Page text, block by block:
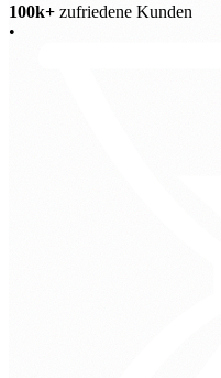
100k+ zufriedene Kunden
•